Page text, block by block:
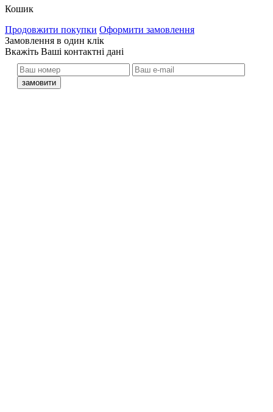
Кошик
Продовжити покупки Оформити замовлення
Замовлення в один клік
кажіть Ваші контактні дані